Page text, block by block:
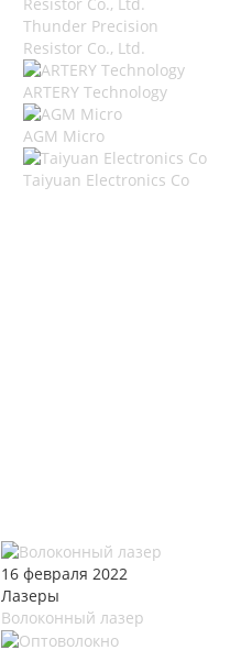
Thunder Precision
Resistor Co., Ltd.
ARTERY Technology
AGM Micro
Taiyuan Electronics Co
16 февраля 2022
Лазеры
Волоконный лазер